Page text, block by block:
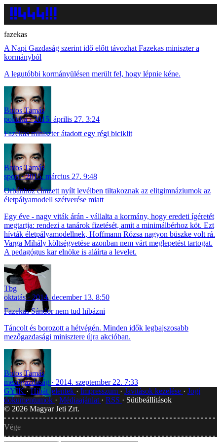
fazekas
A Napi Gazdaság szerint idő előtt távozhat Fazekas miniszter a
kormányból
A legutóbbi kormányülésen merült fel, hogy lépnie kéne.
Botos Tamás
politika
2015. április 27. 3:24
Fazekas miniszter átadott egy régi biciklit
Botos Tamás
sport
2015. március 27. 9:48
Orbánhoz címzett nyílt levélben tiltakoznak az elitgimnáziumok az
életpályamodell szétverése miatt
Egy éve - nagy viták árán - vállalta a kormány, hogy eredeti ígéretét
megtartja: rendezi a tanárok fizetését, amit a minimálbérhoz köt. Ezt
hívták életpályamodellnek, Hoffmann Rózsa nagyon büszke volt rá.
Varga Mihály költségvetése azonban nem várt meglepetést tartogat.
A pedagógus kar elnöke is aláírta a levelet.
Tbg
oktatás
2014. december 13. 8:50
Fazekas Sándor nem tud hibázni
Táncolt és borozott a hétvégén. Minden idők legbajszosabb
mezőgazdasági minisztere újra akcióban.
Botos Tamás
mezőgazdaság
2014. szeptember 22. 7:33
GYIK Hibát jelentek Impresszum Javítások kezelése
Jogi
dokumentumok
Médiaajánlat RSS
Sütibeállítások
© 2026 Magyar Jeti Zrt.
Vége